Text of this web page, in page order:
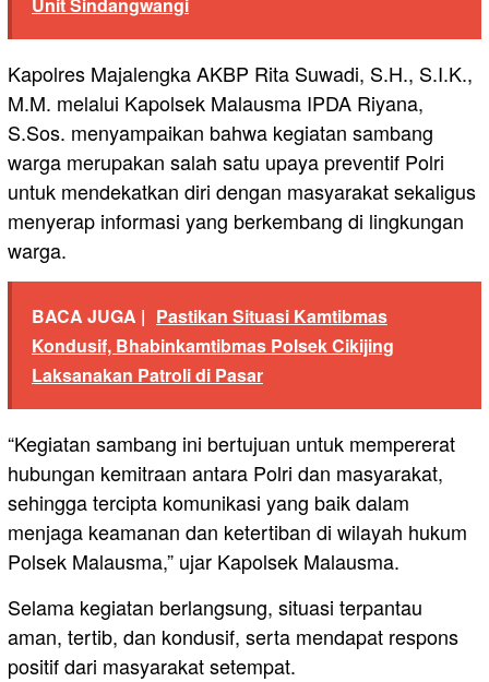
Unit Sindangwangi
Kapolres Majalengka AKBP Rita Suwadi, S.H., S.I.K.,
M.M. melalui Kapolsek Malausma IPDA Riyana,
S.Sos. menyampaikan bahwa kegiatan sambang
warga merupakan salah satu upaya preventif Polri
untuk mendekatkan diri dengan masyarakat sekaligus
menyerap informasi yang berkembang di lingkungan
warga.
BACA JUGA | Pastikan Situasi Kamtibmas
Kondusif, Bhabinkamtibmas Polsek Cikijing
Laksanakan Patroli di Pasar
“Kegiatan sambang ini bertujuan untuk mempererat
hubungan kemitraan antara Polri dan masyarakat,
sehingga tercipta komunikasi yang baik dalam
menjaga keamanan dan ketertiban di wilayah hukum
Polsek Malausma,” ujar Kapolsek Malausma.
Selama kegiatan berlangsung, situasi terpantau
aman, tertib, dan kondusif, serta mendapat respons
positif dari masyarakat setempat.